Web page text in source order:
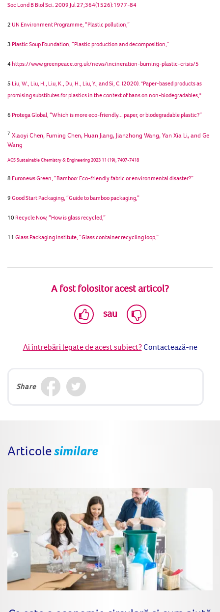
Soc Lond B Biol Sci. 2009 Jul 27;364(1526):1977-84
2 UN Environment Programme, “Plastic pollution,”
3 Plastic Soup Foundation, “Plastic production and decomposition,”
4 https://www.greenpeace.org.uk/news/incineration-burning-plastic-crisis/5
5 Liu, W., Liu, H., Liu, K., Du, H., Liu, Y., and Si, C. (2020). "Paper-based products as
promising substitutes for plastics in the context of bans on non-biodegradables,"
6 Protega Global, “Which is more eco-friendly... paper, or biodegradable plastic?”
7 Xiaoyi Chen, Fuming Chen, Huan Jiang, Jianzhong Wang, Yan Xia Li, and Ge
Wang
ACS Sustainable Chemistry & Engineering 2023 11 (19), 7407-7418
8 Euronews Green, “Bamboo: Eco-friendly fabric or environmental disaster?”
9 Good Start Packaging, “Guide to bamboo packaging,”
10 Recycle Now, “How is glass recycled,”
1 1 Glass Packaging Institute, “Glass container recycling loop,”
A fost folositor acest articol?
sau
Ai întrebări legate de acest subiect?Contactează-ne
Share
Articolesimilare